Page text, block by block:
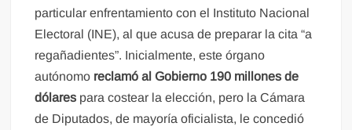
particular enfrentamiento con el Instituto Nacional
Electoral (INE), al que acusa de preparar la cita “a
regañadientes”. Inicialmente, este órgano
autónomo reclamó al Gobierno 190 millones de
dólares para costear la elección, pero la Cámara
de Diputados, de mayoría oficialista, le concedió